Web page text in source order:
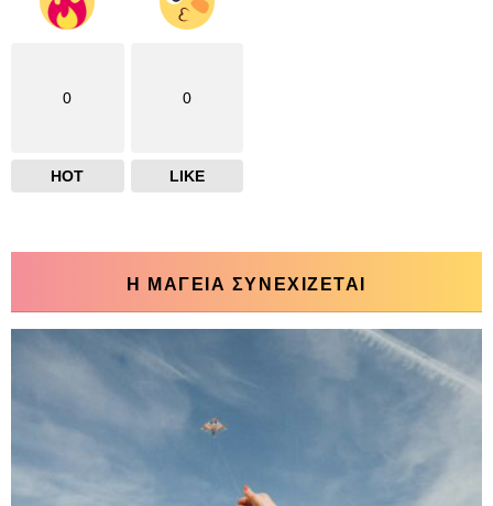
0
HOT
0
LIKE
Η ΜΑΓΕΙΑ ΣΥΝΕΧΙΖΕΤΑΙ